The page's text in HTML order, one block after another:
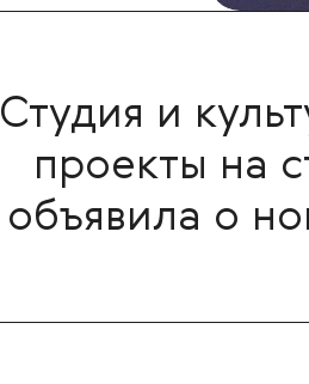
Студия и
проекты на
объявила о